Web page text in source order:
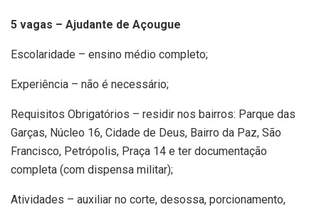
5 vagas – Ajudante de Açougue
Escolaridade – ensino médio completo;
Experiência – não é necessário;
Requisitos Obrigatórios – residir nos bairros: Parque das
Garças, Núcleo 16, Cidade de Deus, Bairro da Paz, São
Francisco, Petrópolis, Praça 14 e ter documentação
completa (com dispensa militar);
Atividades – auxiliar no corte, desossa, porcionamento,